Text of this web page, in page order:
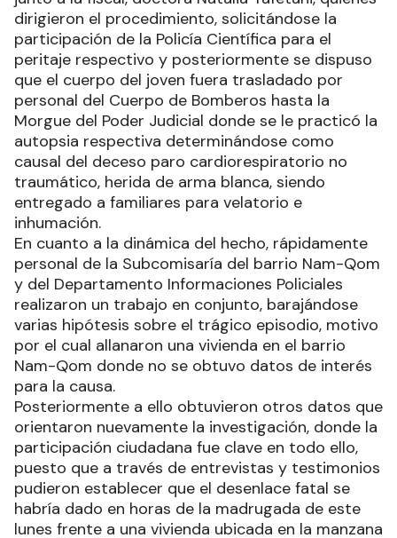
dirigieron el procedimiento, solicitándose la
participación de la Policía Científica para el
peritaje respectivo y posteriormente se dispuso
que el cuerpo del joven fuera trasladado por
personal del Cuerpo de Bomberos hasta la
Morgue del Poder Judicial donde se le practicó la
autopsia respectiva determinándose como
causal del deceso paro cardiorespiratorio no
traumático, herida de arma blanca, siendo
entregado a familiares para velatorio e
inhumación.
En cuanto a la dinámica del hecho, rápidamente
personal de la Subcomisaría del barrio Nam-Qom
y del Departamento Informaciones Policiales
realizaron un trabajo en conjunto, barajándose
varias hipótesis sobre el trágico episodio, motivo
por el cual allanaron una vivienda en el barrio
Nam-Qom donde no se obtuvo datos de interés
para la causa.
Posteriormente a ello obtuvieron otros datos que
orientaron nuevamente la investigación, donde la
participación ciudadana fue clave en todo ello,
puesto que a través de entrevistas y testimonios
pudieron establecer que el desenlace fatal se
habría dado en horas de la madrugada de este
lunes frente a una vivienda ubicada en la manzana